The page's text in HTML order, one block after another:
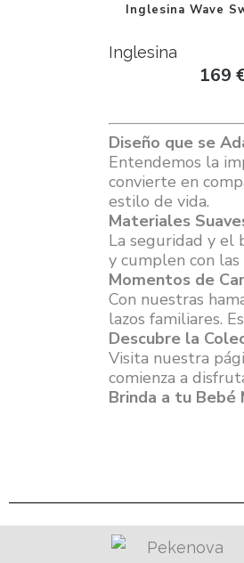
Inglesina Wave
Inglesina
169
Diseño que se
Entendemos la
convierte en
estilo de vida.
Materiales
La seguridad y el
y cumplen con
Momentos de
Con nuestras
lazos familiares.
Descubre la
Visita nuestra
comienza a
Brinda a tu Bebé